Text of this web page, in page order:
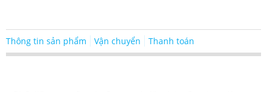
Thông tin sản phẩm Vận chuyển Thanh toán